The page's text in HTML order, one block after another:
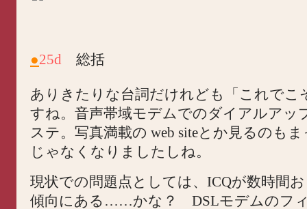
●25d 総括
ありきたりな台詞だけれども「これでこ
すね。音声帯域モデムでのダイアルアッ
ステ。写真満載の web siteとか見るのも
じゃなくなりましたしね。
現状での問題点としては、ICQが数時間
傾向にある……かな？ DSLモデムのフ